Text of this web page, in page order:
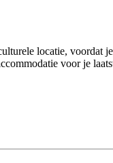
locatie, voordat
voor je